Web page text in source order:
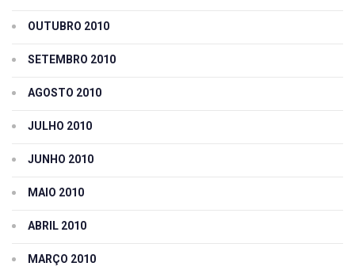
OUTUBRO 2010
SETEMBRO 2010
AGOSTO 2010
JULHO 2010
JUNHO 2010
MAIO 2010
ABRIL 2010
MARÇO 2010